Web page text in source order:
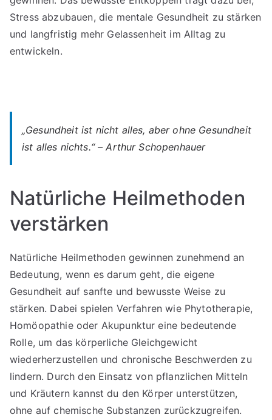
Stress abzubauen, die mentale Gesundheit zu stärken
und langfristig mehr Gelassenheit im Alltag zu
entwickeln.
„Gesundheit ist nicht alles, aber ohne Gesundheit
ist alles nichts.“ – Arthur Schopenhauer
Natürliche Heilmethoden
verstärken
Natürliche Heilmethoden gewinnen zunehmend an
Bedeutung, wenn es darum geht, die eigene
Gesundheit auf sanfte und bewusste Weise zu
stärken. Dabei spielen Verfahren wie Phytotherapie,
Homöopathie oder Akupunktur eine bedeutende
Rolle, um das körperliche Gleichgewicht
wiederherzustellen und chronische Beschwerden zu
lindern. Durch den Einsatz von pflanzlichen Mitteln
und Kräutern kannst du den Körper unterstützen,
ohne auf chemische Substanzen zurückzugreifen.